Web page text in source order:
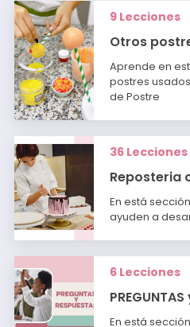
9 Lecciones
Otros
Aprende en
postres
de Postre
36 Lecciones
Reposteria
En está
ayuden a
6 Lecciones
PREGUNTAS
En está